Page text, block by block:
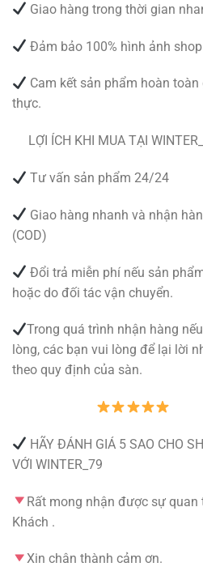
Giao hàng trong thời gian
Đảm bảo 100% hình ảnh
Cam kết sản phẩm hoàn toàn
thực.
LỢI ÍCH KHI MUA TẠI
Tư vấn sản phẩm 24/24
Giao hàng nhanh và nhận
(COD)
Đổi trả miễn phí nếu sản
hoặc do đối tác vận chuyển.
Trong quá trình nhận hàng
lòng, các bạn vui lòng để lại lời
theo quy định của sàn.
HÃY ĐÁNH GIÁ 5 SAO CHO
VỚI WINTER_79
Rất mong nhận được sự quan
Khách .
Xin chân thành cảm ơn.